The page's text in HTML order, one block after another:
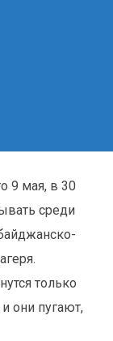
9 мая, в 30
среди
только
они пугают,